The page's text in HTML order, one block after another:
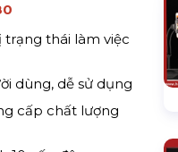
trạng thái làm việc
dùng, dễ sử dụng
cấp chất lượng